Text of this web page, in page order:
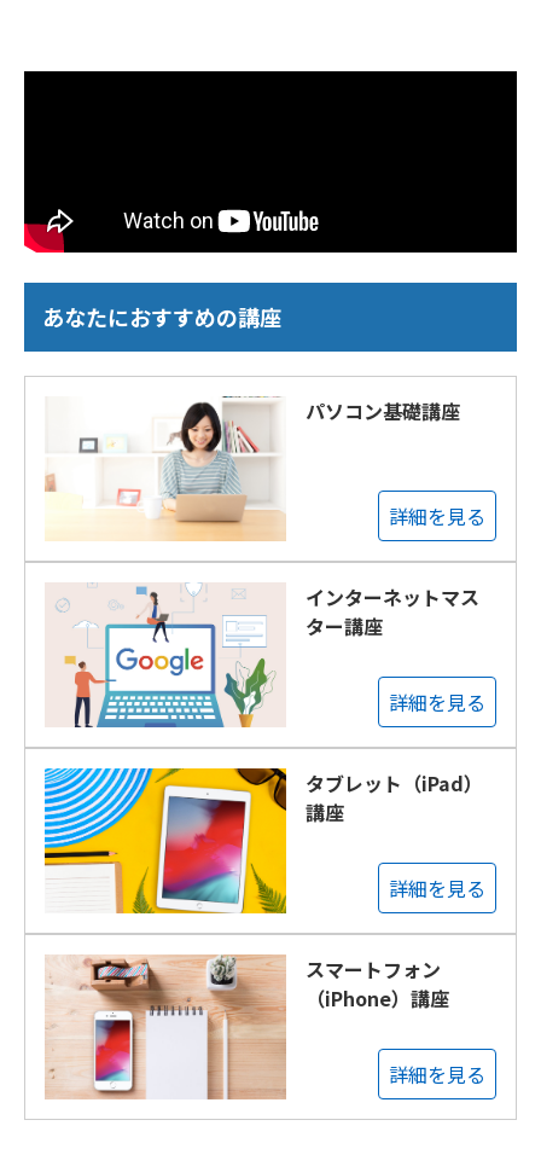
あなたにおすすめの講座
パソコン基礎講座
詳細を見る
インターネットマス
ター講座
詳細を見る
タブレット（iPad）
講座
詳細を見る
スマートフォン
（iPhone）講座
詳細を見る